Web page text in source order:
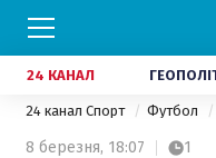
24 КАНАЛ
24 канал Спорт Футбол
8 березня, 18:07 1